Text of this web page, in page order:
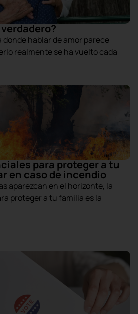
donde hablar de amor parece
realmente se ha vuelto cada
para proteger a tu
en caso de incendio
aparezcan en el horizonte, la
proteger a tu familia es la